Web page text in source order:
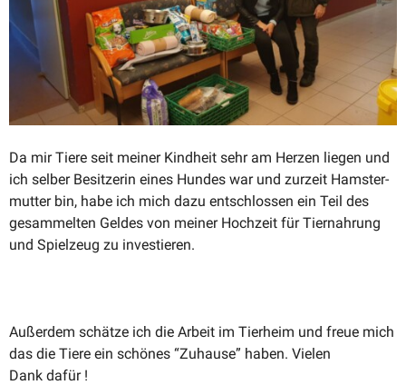
Da mir Tiere seit meiner Kindheit sehr am Herzen liegen und
ich selber Besit­zerin eines Hundes war und zurzeit Hamster­
mutter bin, habe ich mich dazu entschlossen ein Teil des
gesam­melten Geldes von meiner Hochzeit für Tiernahrung
und Spielzeug zu investieren.
Außerdem schätze ich die Arbeit im Tierheim und freue mich
das die Tiere ein schönes “Zuhause” haben. Vielen
Dank dafür !